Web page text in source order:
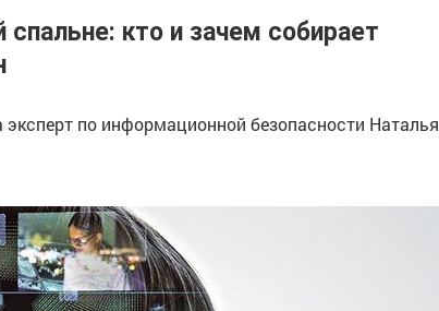
кто и зачем собирает
по информационной безопасности Наталья